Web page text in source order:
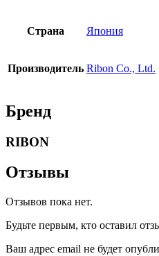
Страна Япония
Производитель Ribon Co., Ltd.
Бренд
RIBON
Отзывы
Отзывов пока нет.
Будьте первым, кто оставил
Ваш адрес email не будет